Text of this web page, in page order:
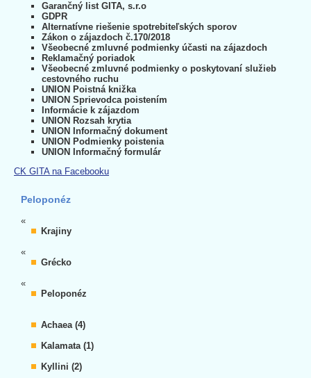
Garančný list GITA, s.r.o
GDPR
Alternatívne riešenie spotrebiteľských sporov
Zákon o zájazdoch č.170/2018
Všeobecné zmluvné podmienky účasti na zájazdoch
Reklamačný poriadok
Všeobecné zmluvné podmienky o poskytovaní služieb
cestovného ruchu
UNION Poistná knižka
UNION Sprievodca poistením
Informácie k zájazdom
UNION Rozsah krytia
UNION Informačný dokument
UNION Podmienky poistenia
UNION Informačný formulár
CK GITA na Facebooku
Peloponéz
«
Krajiny
«
Grécko
«
Peloponéz
Achaea (4)
Kalamata (1)
Kyllini (2)